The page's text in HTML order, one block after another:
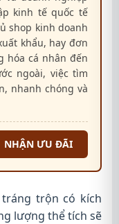
kinh tế quốc tế
shop kinh doanh
khẩu, hay đơn
hóa cá nhân đến
ngoài, việc tìm
nhanh chóng và
NHẬN ƯU ĐÃI
trộn có kích
lượng thể tích sẽ